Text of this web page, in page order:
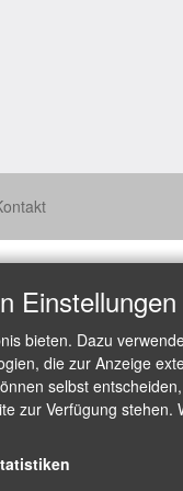
bieten. Dazu
die zur Anzeige
selbst
zur Verfügung